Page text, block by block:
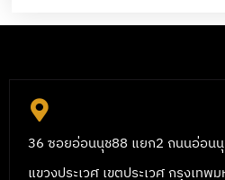
36 ซอยอ่อนนุช88 แยก2 ถนนอ่อน
แขวงประเวศ เขตประเวศ กรุงเทพ